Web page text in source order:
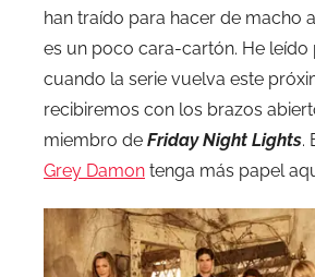
han traído para hacer de macho
es un poco cara-cartón. He leído
cuando la serie vuelva este
recibiremos con los brazos
miembro de Friday Night Lights.
Grey Damon tenga más papel